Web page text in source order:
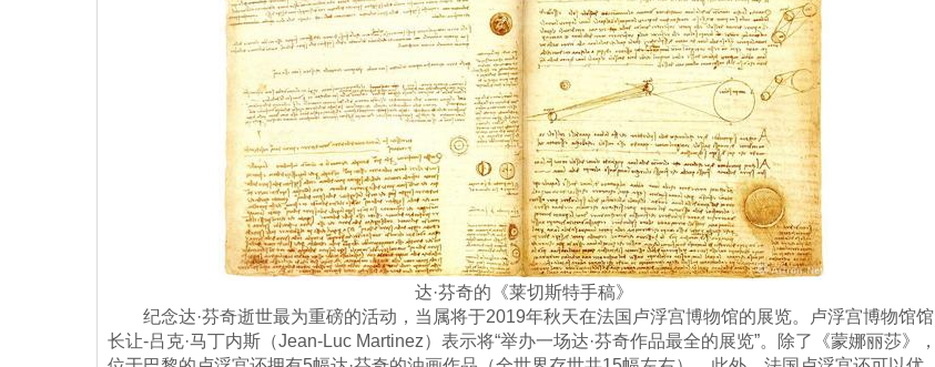
达·芬奇的《莱切斯特手稿》
纪念达·芬奇逝世最为重磅的活动，当属将于2019年秋天在法国卢浮宫博物馆的展览。卢浮宫博物馆馆
长让-吕克·马丁内斯（Jean-Luc Martinez）表示将“举办一场达·芬奇作品最全的展览”。除了《蒙娜丽莎》，